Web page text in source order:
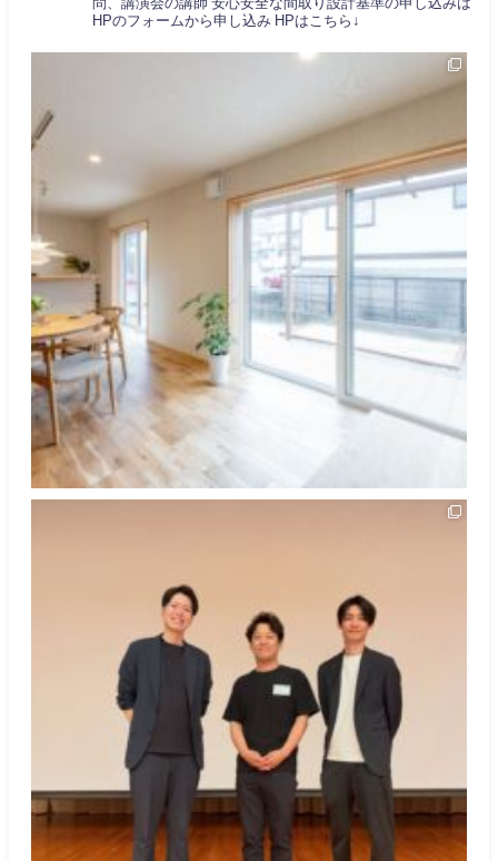
問、講演会の講師 安心安全な間取り設計基準の申し込みは
HPのフォームから申し込み HPはこちら↓